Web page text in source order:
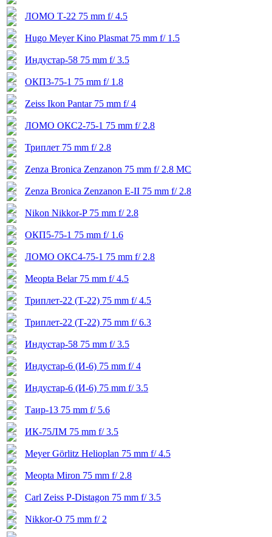
ЛОМО Т-22 75 mm f/ 4.5
Hugo Meyer Kino Plasmat 75 mm f/ 1.5
Индустар-58 75 mm f/ 3.5
ОКП3-75-1 75 mm f/ 1.8
Zeiss Ikon Pantar 75 mm f/ 4
ЛОМО ОКС2-75-1 75 mm f/ 2.8
Триплет 75 mm f/ 2.8
Zenza Bronica Zenzanon 75 mm f/ 2.8 MC
Zenza Bronica Zenzanon E-II 75 mm f/ 2.8
Nikon Nikkor-P 75 mm f/ 2.8
ОКП5-75-1 75 mm f/ 1.6
ЛОМО ОКС4-75-1 75 mm f/ 2.8
Meopta Belar 75 mm f/ 4.5
Триплет-22 (Т-22) 75 mm f/ 4.5
Триплет-22 (Т-22) 75 mm f/ 6.3
Индустар-58 75 mm f/ 3.5
Индустар-6 (И-6) 75 mm f/ 4
Индустар-6 (И-6) 75 mm f/ 3.5
Таир-13 75 mm f/ 5.6
ИК-75ЛМ 75 mm f/ 3.5
Meyer Görlitz Helioplan 75 mm f/ 4.5
Meopta Miron 75 mm f/ 2.8
Carl Zeiss P-Distagon 75 mm f/ 3.5
Nikkor-O 75 mm f/ 2